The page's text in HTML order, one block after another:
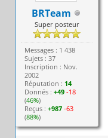
BRTeam
Super posteur
Messages : 1 438
Sujets : 37
Inscription : Nov.
2002
Réputation : 14
Donnés :+49 -18
(46%)
Reçus :+987 -63
(88%)